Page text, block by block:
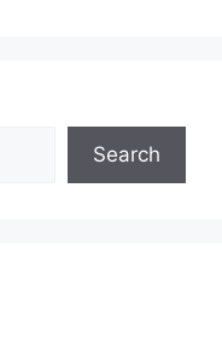
permohonan
kami telah
Search